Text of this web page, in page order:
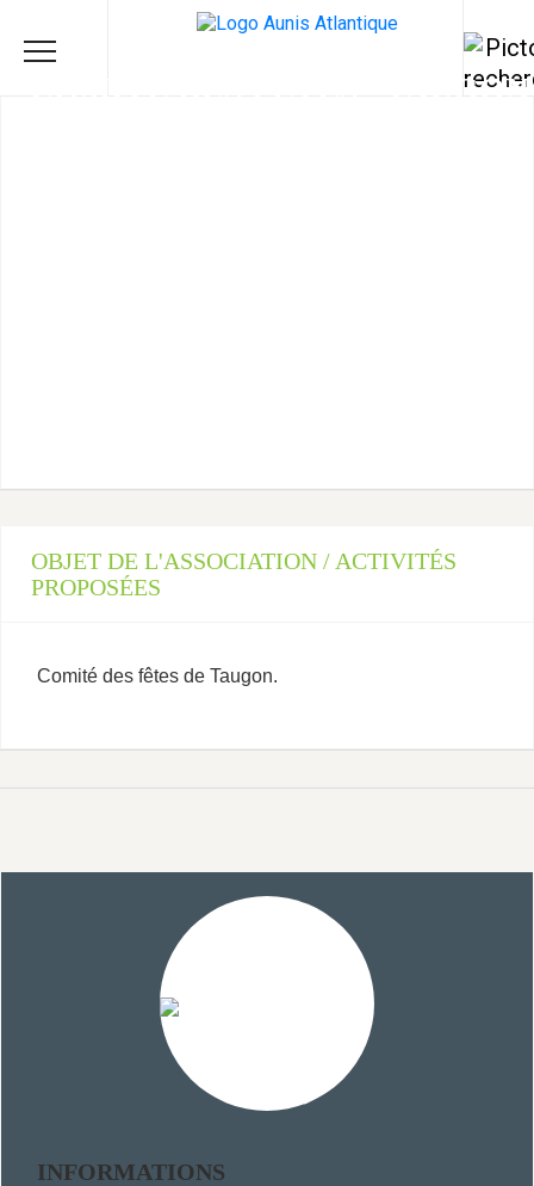
COMITÉ DES FÊTES - TAUGON
OBJET DE L'ASSOCIATION / ACTIVITÉS
PROPOSÉES
Comité des fêtes de Taugon.
INFORMATIONS